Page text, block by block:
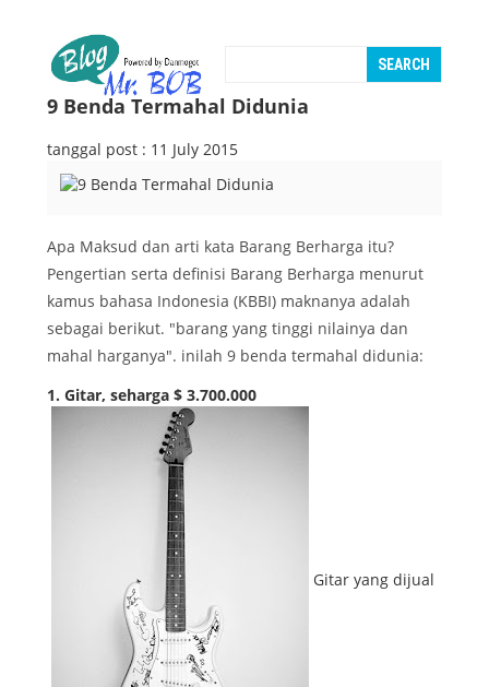
9 Benda Termahal Didunia
tanggal post : 11 July 2015
Apa Maksud dan arti kata Barang Berharga itu?
Pengertian serta definisi Barang Berharga menurut
kamus bahasa Indonesia (KBBI) maknanya adalah
sebagai berikut. "barang yang tinggi nilainya dan
mahal harganya". inilah 9 benda termahal didunia:
1. Gitar, seharga $ 3.700.000
Gitar yang dijual